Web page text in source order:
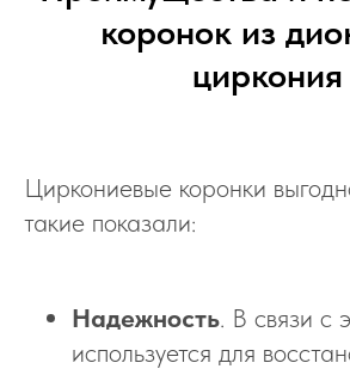
коронок из
циркония
Циркониевые коронки
такие показали:
Надежность. В связи с
используется для